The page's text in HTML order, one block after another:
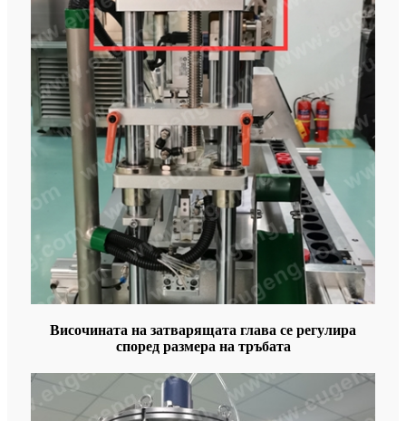
Височината на затварящата глава се регулира
според размера на тръбата